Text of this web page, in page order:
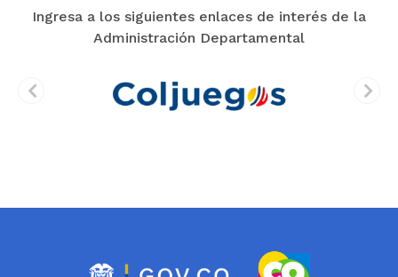
Ingresa a los siguientes enlaces de interés de la
Administración Departamental